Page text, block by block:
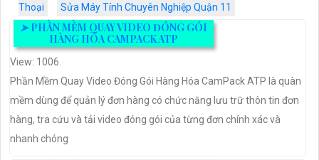
Thoại
Sửa Máy Tính Chuyên Nghiệp Quận 11
➤PHẦN MỀM QUAY VIDEO ĐÓNG GÓI
HÀNG HÓA CAMPACK ATP
View: 1006.
Phần Mềm Quay Video Đóng Gói Hàng Hóa CamPack ATP là quàn
mềm dùng để quản lý đơn hàng có chức năng lưu trữ thôn tin đơn
hàng, tra cứu và tải video đóng gói của từng đơn chính xác và
nhanh chóng